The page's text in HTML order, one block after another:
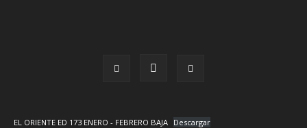
EL ORIENTE ED 173 ENERO - FEBRERO BAJA Descargar